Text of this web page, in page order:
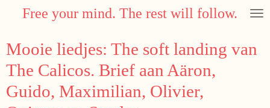
de
hoofdinhoud
Free your mind. The rest will follow.
Mooie liedjes: The soft landing van
The Calicos. Brief aan Aäron,
Guido, Maximilian, Olivier,